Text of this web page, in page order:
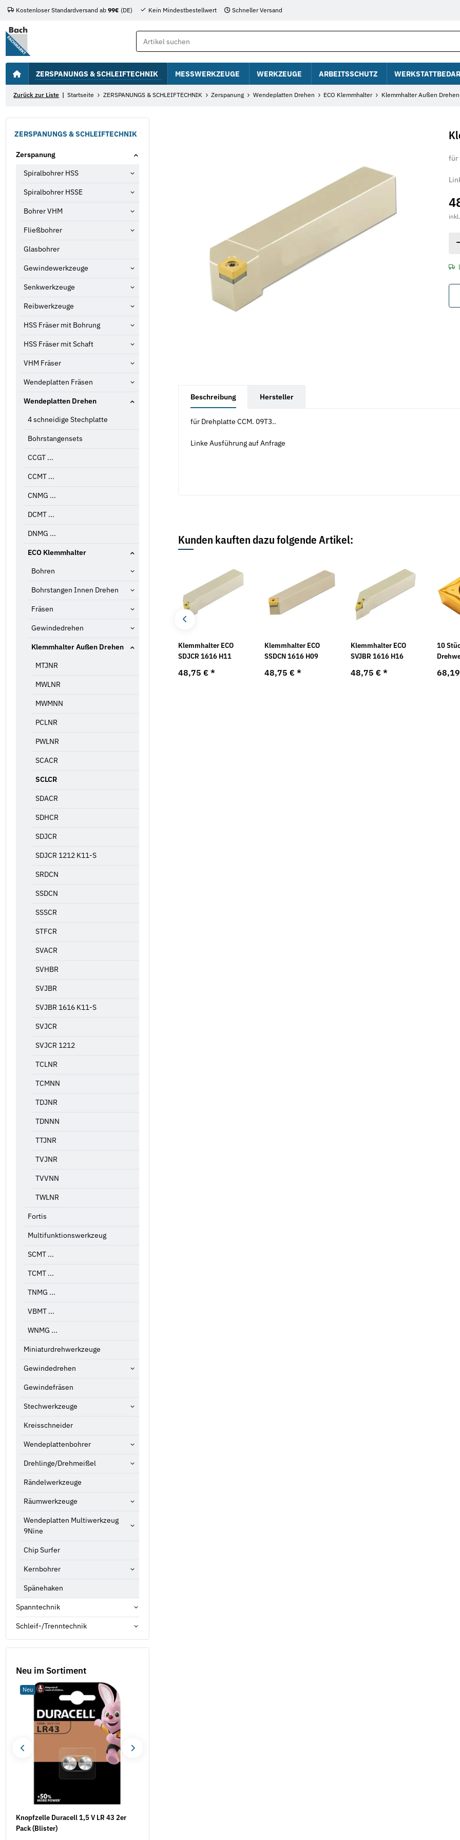
Kostenloser Standardversand ab 99€ (DE) Kein Mindestbestellwert Schneller Versand
ZERSPANUNGS & SCHLEIFTECHNIK MESSWERKZEUGE WERKZEUGE ARBEITSSCHUTZ
Zurück zur Liste Startseite ZERSPANUNGS & SCHLEIFTECHNIK Zerspanung Wendeplatten Drehen ECO Klemmhalter Klemmhalter Außen Drehen
für
Beschreibung Hersteller
für Drehplatte CCM. 09T3..
Linke Ausführung auf Anfrage
Kunden kauften dazu folgende Artikel:
Klemmhalter ECO
10 Stück
Klemmhalter ECO
SDJCR 1616 H11
48,75 €*
Klemmhalter ECO
SSDCN 1616 H09
48,75 €*
Klemmhalter ECO
SVJBR 1616 H16
48,75 €*
10
ZERSPANUNGS & SCHLEIFTECHNIK
Zerspanung
Spiralbohrer HSS
Spiralbohrer HSSE
Bohrer VHM
Fließbohrer
Glasbohrer
Gewindewerkzeuge
Senkwerkzeuge
Reibwerkzeuge
HSS Fräser mit Bohrung
HSS Fräser mit Schaft
VHM Fräser
Wendeplatten Fräsen
Wendeplatten Drehen
4 schneidige Stechplatte
Bohrstangensets
CCGT ...
CCMT ...
CNMG ...
DCMT ...
DNMG ...
ECO Klemmhalter
Bohren
Bohrstangen Innen Drehen
Fräsen
Gewindedrehen
Klemmhalter Außen Drehen
MTJNR
MWLNR
MWMNN
PCLNR
PWLNR
SCACR
SCLCR
SDACR
SDHCR
SDJCR
SDJCR 1212 K11-S
SRDCN
SSDCN
SSSCR
STFCR
SVACR
SVHBR
SVJBR
SVJBR 1616 K11-S
SVJCR
SVJCR 1212
TCLNR
TCMNN
TDJNR
TDNNN
TTJNR
TVJNR
TVVNN
TWLNR
Fortis
Multifunktionswerkzeug
SCMT ...
TCMT ...
TNMG ...
VBMT ...
WNMG ...
Miniaturdrehwerkzeuge
Gewindedrehen
Gewindefräsen
Stechwerkzeuge
Kreisschneider
Wendeplattenbohrer
Drehlinge/Drehmeißel
Rändelwerkzeuge
Räumwerkzeuge
Wendeplatten Multiwerkzeug
9Nine
Chip Surfer
Kernbohrer
Spänehaken
Spanntechnik
Schleif-/Trenntechnik
Neu im Sortiment
Neu
Knopfzelle Duracell 1,5 V LR 43 2er
Pack (Blister)